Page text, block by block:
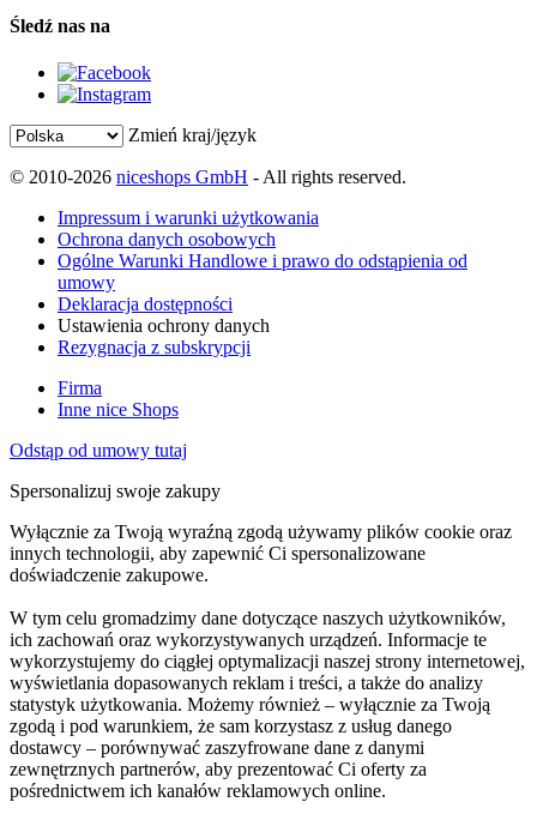
Śledź nas na
Zmień kraj/język
© 2010-2026 niceshops GmbH - All rights reserved.
Impressum i warunki użytkowania
Ochrona danych osobowych
Ogólne Warunki Handlowe i prawo do odstąpienia od
umowy
Deklaracja dostępności
Ustawienia ochrony danych
Rezygnacja z subskrypcji
Firma
Inne nice Shops
Odstąp od umowy tutaj
Spersonalizuj swoje zakupy
Wyłącznie za Twoją wyraźną zgodą używamy plików cookie oraz
innych technologii, aby zapewnić Ci spersonalizowane
doświadczenie zakupowe.
W tym celu gromadzimy dane dotyczące naszych użytkowników,
ich zachowań oraz wykorzystywanych urządzeń. Informacje te
wykorzystujemy do ciągłej optymalizacji naszej strony internetowej,
wyświetlania dopasowanych reklam i treści, a także do analizy
statystyk użytkowania. Możemy również – wyłącznie za Twoją
zgodą i pod warunkiem, że sam korzystasz z usług danego
dostawcy – porównywać zaszyfrowane dane z danymi
zewnętrznych partnerów, aby prezentować Ci oferty za
pośrednictwem ich kanałów reklamowych online.